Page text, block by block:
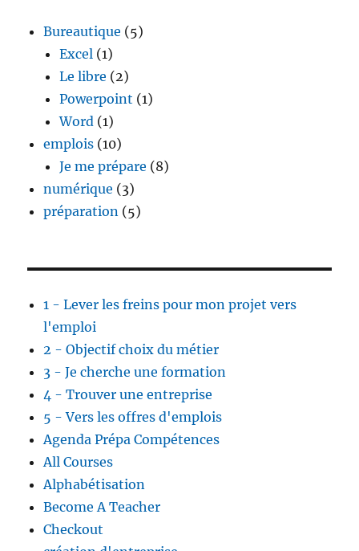
Bureautique (5)
Excel (1)
Le libre (2)
Powerpoint (1)
Word (1)
emplois (10)
Je me prépare (8)
numérique (3)
préparation (5)
1 - Lever les freins pour mon projet vers
l'emploi
2 - Objectif choix du métier
3 - Je cherche une formation
4 - Trouver une entreprise
5 - Vers les offres d'emplois
Agenda Prépa Compétences
All Courses
Alphabétisation
Become A Teacher
Checkout